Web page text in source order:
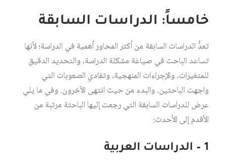
خامساً: الدراسات السابقة
تعدُّ الدراسات السابقة من أكثر المحاور أهمية في الدراسة؛ لأنها
تساعد الباحث في صياغة مشكلة الدراسة، والتحديد الدقيق
للمتغيرات، والإجراءات المنهجية، وتفادي الصعوبات التي
واجهت الباحثين، والبدء من حيث انتهى الآخرون. وفي ما يلي
عرض للدراسات السابقة التي رجعت إليها الباحثة مرتبة من
الأقدم إلى الأحدث:
1 – الدراسات العربية